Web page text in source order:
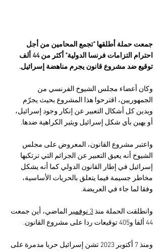
جمعت حملة أطلقها "تجمع المحامين من أجل
احترام التزامات فرنسا الدولية" أكثر من 44 ألف
توقيع ضد مشروع قانون يجرم مناهضة إسرائيل.
وكان أعضاء مجلس الشيوخ الفرنسي من
الجمهوريين، اقترحوا هذا المشروع بحيث يجرّم
ويدين كل أشكال التعبير عن إنكار وجود إسرائيل،
أو يهين بأي شكل إسرائيل ويثير الكراهية ضدها.
واعتبر مشروع القانون، المعروض على مجلس
الشيوخ أنه يعيق التعبير عن الجرائم التي ترتكبها
إسرائيل في إطار القانون الدولي كما أنه يشكل
مخاطر جسيمة فيما يتعلق بالحريات الأساسية،
وفقا لما جاء في العريضة.
وانطلقت الحملة منذ 3 نوفمبر
الماضي، أين جمعت
44 ألفا و405 توقيعات ردا على مشروع القانون.
ومنذ 7 أكتوبر 2023 تشن إسرائيل حربا مدمرة على